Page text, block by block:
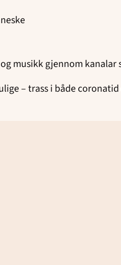
musikk gjennom
– trass i både